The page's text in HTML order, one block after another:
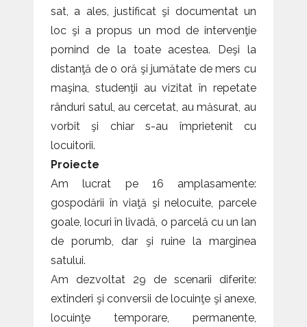
sat, a ales, justificat şi documentat un
loc şi a propus un mod de intervenţie
pornind de la toate acestea. Deşi la
distanţă de o oră şi jumătate de mers cu
maşina, studenţii au vizitat în repetate
rânduri satul, au cercetat, au măsurat, au
vorbit şi chiar s-au împrietenit cu
locuitorii.
Proiecte
Am lucrat pe 16 amplasamente:
gospodării în viaţă şi nelocuite, parcele
goale, locuri în livadă, o parcelă cu un lan
de porumb, dar şi ruine la marginea
satului.
Am dezvoltat 29 de scenarii diferite:
extinderi şi conversii de locuinţe şi anexe,
locuinţe temporare, permanente,